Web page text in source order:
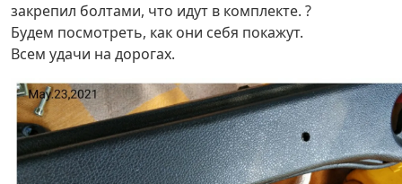
закрепил болтами, что идут в комплекте. ?
Будем посмотреть, как они себя покажут.
Всем удачи на дорогах.